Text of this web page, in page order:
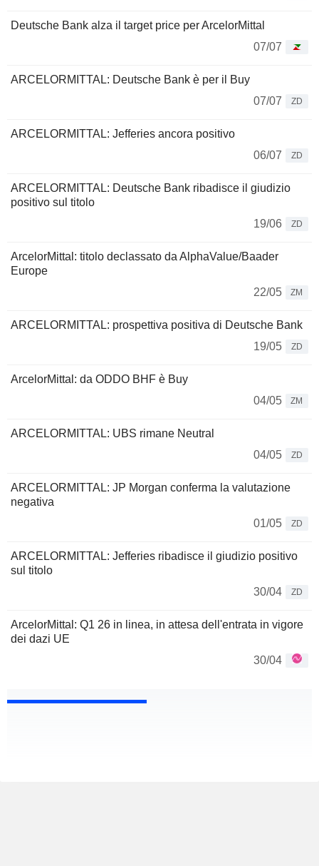
Deutsche Bank alza il target price per ArcelorMittal
07/07
ARCELORMITTAL: Deutsche Bank è per il Buy
07/07
ZD
ARCELORMITTAL: Jefferies ancora positivo
06/07
ZD
ARCELORMITTAL: Deutsche Bank ribadisce il giudizio
positivo sul titolo
19/06
ZD
ArcelorMittal: titolo declassato da AlphaValue/Baader
Europe
22/05
ZM
ARCELORMITTAL: prospettiva positiva di Deutsche Bank
19/05
ZD
ArcelorMittal: da ODDO BHF è Buy
04/05
ZM
ARCELORMITTAL: UBS rimane Neutral
04/05
ZD
ARCELORMITTAL: JP Morgan conferma la valutazione
negativa
01/05
ZD
ARCELORMITTAL: Jefferies ribadisce il giudizio positivo
sul titolo
30/04
ZD
ArcelorMittal: Q1 26 in linea, in attesa dell'entrata in vigore
dei dazi UE
30/04